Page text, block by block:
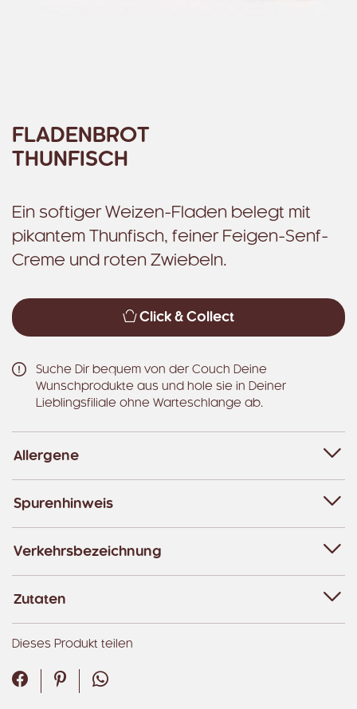
FLADENBROT
THUNFISCH
Ein softiger Weizen-Fladen belegt mit
pikantem Thunfisch, feiner Feigen-Senf-
Creme und roten Zwiebeln.
Click & Collect
Suche Dir bequem von der Couch Deine
Wunschprodukte aus und hole sie in Deiner
Lieblingsfiliale ohne Warteschlange ab.
Allergene
Spurenhinweis
Verkehrsbezeichnung
Zutaten
Dieses Produkt teilen
Facebook
PinterestWhatsApp